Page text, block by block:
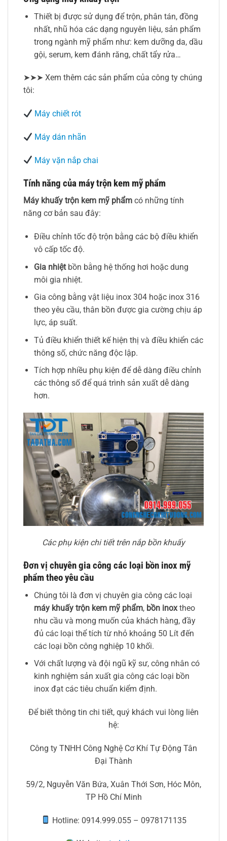
Thiết bị được sử dụng để trộn, phân tán, đồng
nhất, nhũ hóa các dạng nguyên liệu, sản phẩm
trong ngành mỹ phẩm như: kem dưỡng da, dầu
gội, serum, kem đánh răng, chất tẩy rửa…
➤➤➤ Xem thêm các sản phẩm của công ty chúng
tôi:
Máy chiết rót
Máy dán nhãn
Máy vặn nắp chai
Tính năng của máy trộn kem mỹ phẩm
Máy khuấy trộn kem mỹ phẩm có những tính
năng cơ bản sau đây:
Điều chỉnh tốc độ trộn bằng các bộ điều khiển
vô cấp tốc độ.
Gia nhiệtbồn bằng hệ thống hơi hoặc dung
môi gia nhiệt.
Gia công bằng vật liệu inox 304 hoặc inox 316
theo yêu cầu, thân bồn được gia cường chịu áp
lực, áp suất.
Tủ điều khiển thiết kế hiện thị và điều khiển các
thông số, chức năng độc lập.
Tích hợp nhiều phụ kiện để dễ dàng điều chỉnh
các thông số để quá trình sản xuất dễ dàng
hơn.
Các phụ kiện chi tiết trên nắp bồn khuấy
Đơn vị chuyên gia công các loại bồn inox mỹ
phẩm theo yêu cầu
Chúng tôi là đơn vị chuyên gia công các loại
máy khuấy trộn kem mỹ phẩm, bồn inoxtheo
nhu cầu và mong muốn của khách hàng, đầy
đủ các loại thể tích từ nhỏ khoảng 50 Lít đến
các loại bồn công nghiệp 10 khối.
Với chất lượng và đội ngũ kỹ sư, công nhân có
kinh nghiệm sản xuất gia công các loại bồn
inox đạt các tiêu chuẩn kiểm định.
Để biết thông tin chi tiết, quý khách vui lòng liên
hệ:
Công ty TNHH Công Nghệ Cơ Khí Tự Động Tân
Đại Thành
59/2, Nguyễn Văn Bứa, Xuân Thới Sơn, Hóc Môn,
TP Hồ Chí Minh
Hotline: 0914.999.055 – 0978171135